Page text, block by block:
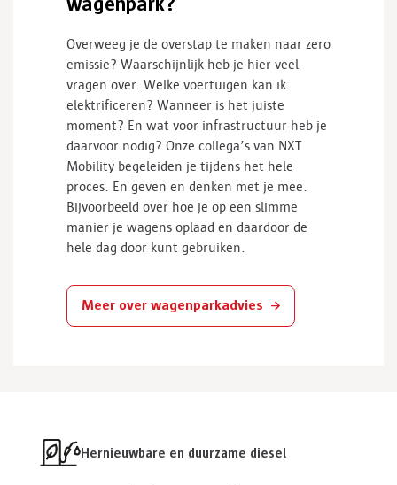
Overweeg je de overstap te maken naar zero
emissie? Waarschijnlijk heb je hier veel
vragen over. Welke voertuigen kan ik
elektrificeren? Wanneer is het juiste
moment? En wat voor infrastructuur heb je
daarvoor nodig? Onze collega’s van NXT
Mobility begeleiden je tijdens het hele
proces. En geven en denken met je mee
Bijvoorbeeld over hoe je op een slimme
manier je wagens oplaad en daardoor de
hele dag door kunt gebruiken.
Meer over wagenparkadvies
Hernieuwbare en duurzame diesel